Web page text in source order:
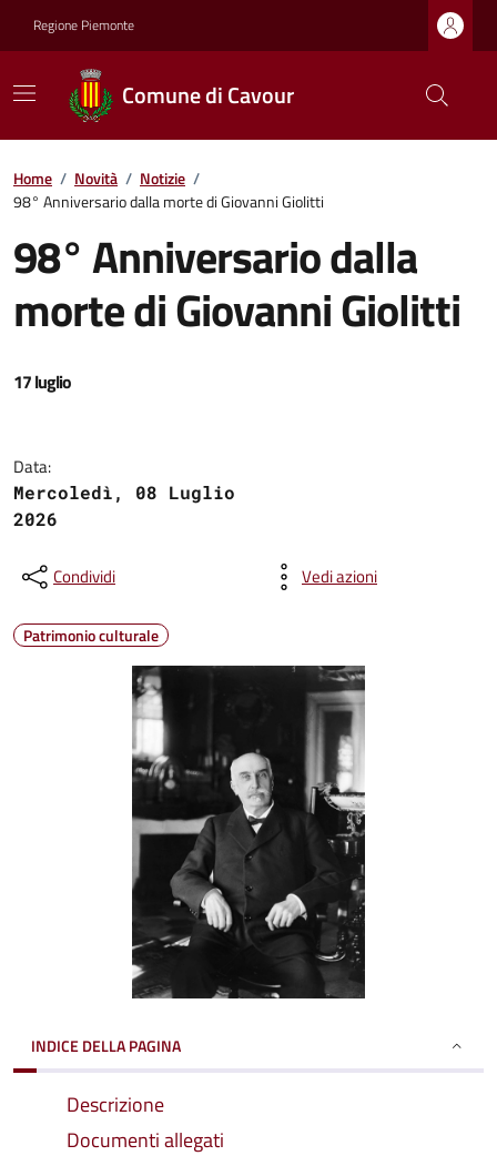
Regione Piemonte
Comune di Cavour
Home / Novità / Notizie /
98° Anniversario dalla morte di Giovanni Giolitti
98° Anniversario dalla
morte di Giovanni Giolitti
17 luglio
Data:
Mercoledì, 08 Luglio
2026
Condividi Vedi azioni
Patrimonio culturale
INDICE DELLA PAGINA
Descrizione
Documenti allegati